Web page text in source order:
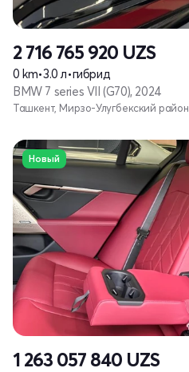
2 716 765 920 UZS
0 km•3.0 л•гибрид
BMW 7 series VII (G70), 2024
Ташкент, Мирзо-Улугбекский район
Новый
1 263 057 840 UZS